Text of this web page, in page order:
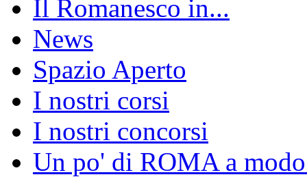
Il Romanesco in...
News
Spazio Aperto
I nostri corsi
I nostri concorsi
Un po' di ROMA a